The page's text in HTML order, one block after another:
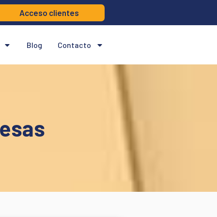
Acceso clientes
Blog Contacto